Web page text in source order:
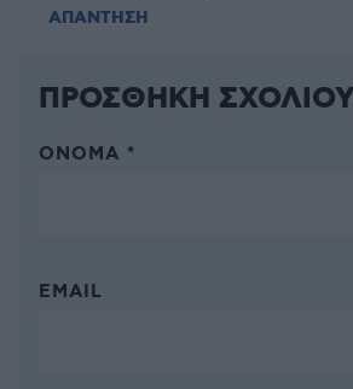
ΑΠΑΝΤΗΣΗ
ΠΡΟΣΘΗΚΗ ΣΧΟΛΙΟΥ
ΌΝΟΜΑ *
EMAIL